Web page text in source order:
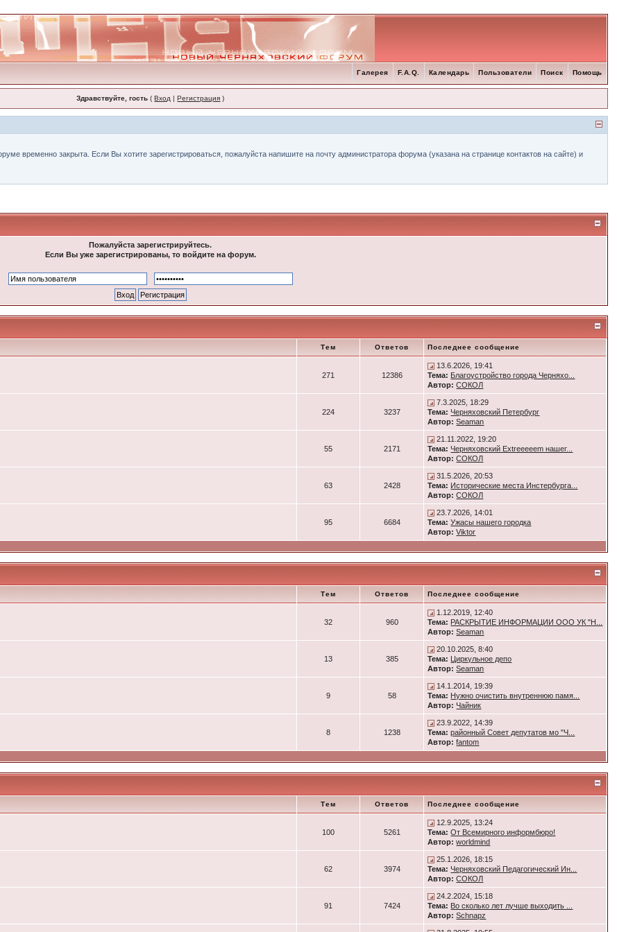
Помощь
Поиск
Пользователи
Календарь
F.A.Q.
Галерея
Здравствуйте, гость (Вход |Регистрация )
временно закрыта. Если Вы хотите зарегистрироваться, пожалуйста напишите на почту администратора форума (указана на странице контактов на сайте) и
Пожалуйста зарегистрируйтесь.
Если Вы уже зарегистрированы, то войдите на форум.
Тем Ответов Последнее сообщение
271 12386
13.6.2026, 19:41
Тема: Благоустройство города Черняхо...
Автор: СОКОЛ
224 3237
7.3.2025, 18:29
Тема: Черняховский Петербург
Автор: Seaman
55 2171
21.11.2022, 19:20
Тема: Черняховский Extreeeeem нашег...
Автор: СОКОЛ
63 2428
31.5.2026, 20:53
Тема: Исторические места Инстербурга...
Автор: СОКОЛ
95 6684
23.7.2026, 14:01
Тема: Ужасы нашего городка
Автор: Viktor
Тем Ответов Последнее сообщение
32 960
1.12.2019, 12:40
Тема: РАСКРЫТИЕ ИНФОРМАЦИИ ООО УК "Н...
Автор: Seaman
13 385
20.10.2025, 8:40
Тема: Циркульное депо
Автор: Seaman
9 58
14.1.2014, 19:39
Тема: Нужно очистить внутреннюю памя...
Автор: Чайник
8 1238
23.9.2022, 14:39
Тема: районный Совет депутатов мо "Ч...
Автор: fantom
Тем Ответов Последнее сообщение
100 5261
12.9.2025, 13:24
Тема: От Всемирного информбюро!
Автор: worldmind
62 3974
25.1.2026, 18:15
Тема: Черняховский Педагогический Ин...
Автор: СОКОЛ
91 7424
24.2.2024, 15:18
Тема: Во сколько лет лучше выходить ...
Автор: Schnapz